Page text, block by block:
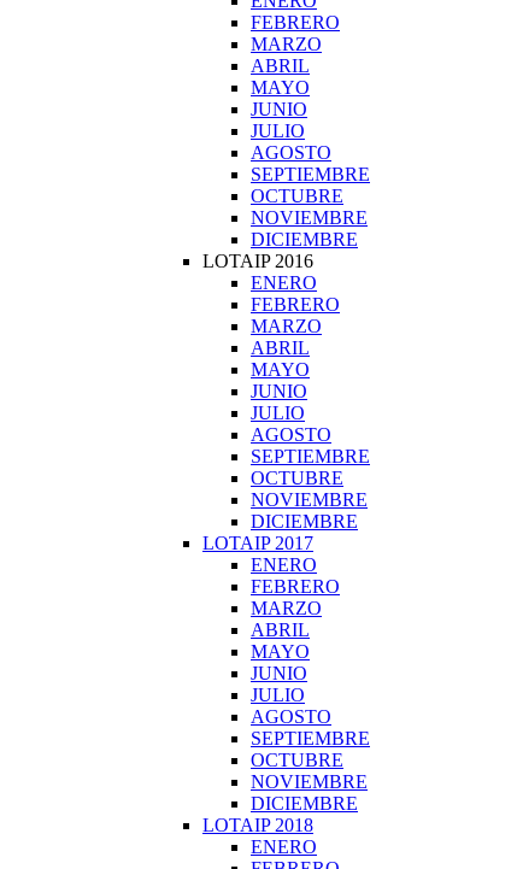
FEBRERO
MARZO
ABRIL
MAYO
JUNIO
JULIO
AGOSTO
SEPTIEMBRE
OCTUBRE
NOVIEMBRE
DICIEMBRE
LOTAIP 2016
ENERO
FEBRERO
MARZO
ABRIL
MAYO
JUNIO
JULIO
AGOSTO
SEPTIEMBRE
OCTUBRE
NOVIEMBRE
DICIEMBRE
LOTAIP 2017
ENERO
FEBRERO
MARZO
ABRIL
MAYO
JUNIO
JULIO
AGOSTO
SEPTIEMBRE
OCTUBRE
NOVIEMBRE
DICIEMBRE
LOTAIP 2018
ENERO